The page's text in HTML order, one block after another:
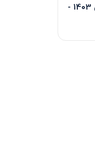
تور عید ترابزون 1403 -